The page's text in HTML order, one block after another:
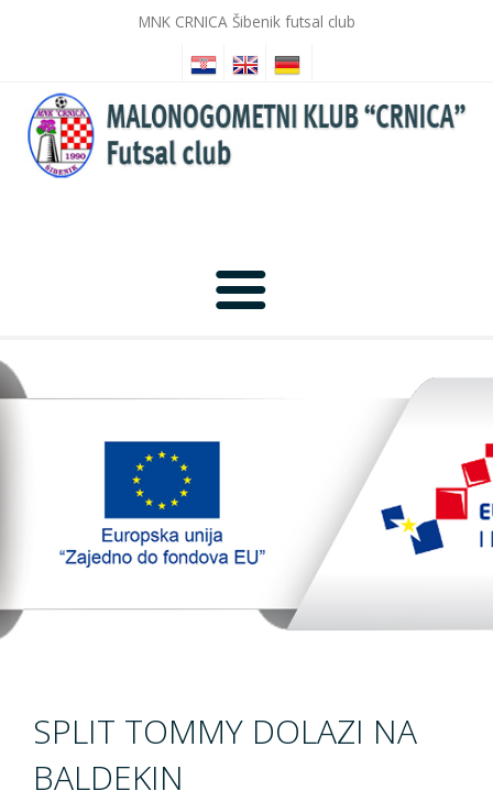
MNK CRNICA Šibenik futsal club
TopTim liga
SPLIT TOMMY DOLAZI NA
BALDEKIN